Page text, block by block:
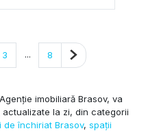
3 ... 8 Pagina următoare
imobiliară Brasov, va
la zi, din categorii
de închiriat Brasov, spații